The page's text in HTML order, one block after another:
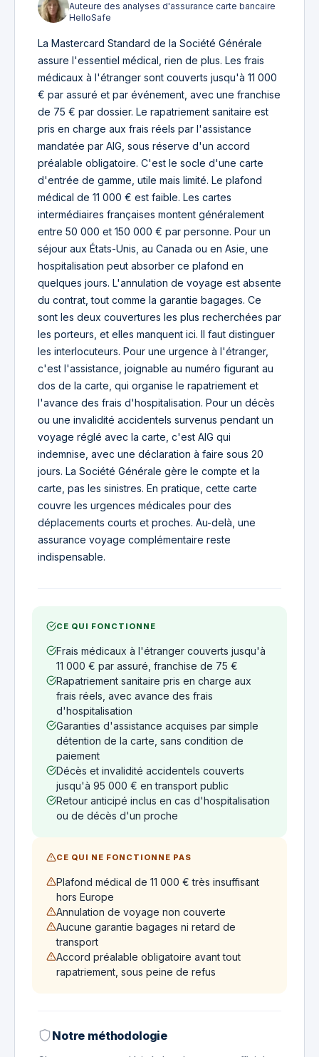
Auteure des analyses d'assurance carte bancaire
HelloSafe
La Mastercard Standard de la Société Générale
assure l'essentiel médical, rien de plus. Les frais
médicaux à l'étranger sont couverts jusqu'à 11 000
€ par assuré et par événement, avec une franchise
de 75 € par dossier. Le rapatriement sanitaire est
pris en charge aux frais réels par l'assistance
mandatée par AIG, sous réserve d'un accord
préalable obligatoire. C'est le socle d'une carte
d'entrée de gamme, utile mais limité. Le plafond
médical de 11 000 € est faible. Les cartes
intermédiaires françaises montent généralement
entre 50 000 et 150 000 € par personne. Pour un
séjour aux États-Unis, au Canada ou en Asie, une
hospitalisation peut absorber ce plafond en
quelques jours. L'annulation de voyage est absente
du contrat, tout comme la garantie bagages. Ce
sont les deux couvertures les plus recherchées par
les porteurs, et elles manquent ici. Il faut distinguer
les interlocuteurs. Pour une urgence à l'étranger,
c'est l'assistance, joignable au numéro figurant au
dos de la carte, qui organise le rapatriement et
l'avance des frais d'hospitalisation. Pour un décès
ou une invalidité accidentels survenus pendant un
voyage réglé avec la carte, c'est AIG qui
indemnise, avec une déclaration à faire sous 20
jours. La Société Générale gère le compte et la
carte, pas les sinistres. En pratique, cette carte
couvre les urgences médicales pour des
déplacements courts et proches. Au-delà, une
assurance voyage complémentaire reste
indispensable.
CE QUI FONCTIONNE
Frais médicaux à l'étranger couverts jusqu'à
11 000 € par assuré, franchise de 75 €
Rapatriement sanitaire pris en charge aux
frais réels, avec avance des frais
d'hospitalisation
Garanties d'assistance acquises par simple
détention de la carte, sans condition de
paiement
Décès et invalidité accidentels couverts
jusqu'à 95 000 € en transport public
Retour anticipé inclus en cas d'hospitalisation
ou de décès d'un proche
CE QUI NE FONCTIONNE PAS
Plafond médical de 11 000 € très insuffisant
hors Europe
Annulation de voyage non couverte
Aucune garantie bagages ni retard de
transport
Accord préalable obligatoire avant tout
rapatriement, sous peine de refus
Notre méthodologie